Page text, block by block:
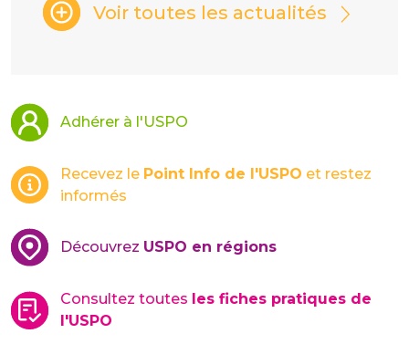
Voir toutes les actualités
Adhérer à l'USPO
Recevez le Point Info de l'USPO et restez
informés
Découvrez USPO en régions
Consultez toutes les fiches pratiques de
l'USPO